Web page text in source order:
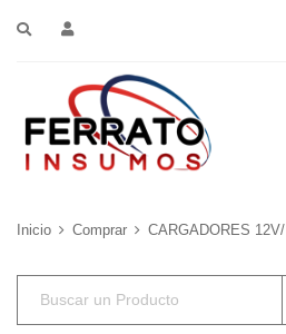
Inicio Comprar CARGADORES 12V/